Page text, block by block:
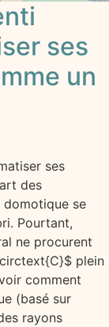
ses
un
ses
des
se
Pourtant,
ne procurent
plein
comment
(basé sur
rayons